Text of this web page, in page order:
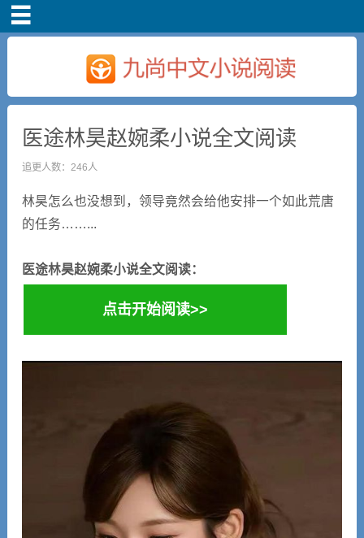
医途林昊赵婉柔小说全文阅读
追更人数：246人
林昊怎么也没想到，领导竟然会给他安排一个如此荒唐
的任务……...
医途林昊赵婉柔小说全文阅读：
点击开始阅读>>